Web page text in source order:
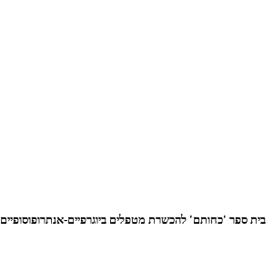
בית ספר 'כחותם' להכשרת מטפלים ביוגרפיים-אנתרופוסופיים